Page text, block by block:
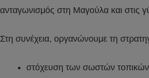
ανταγωνισμός στη Μαγούλα και στις
Στη συνέχεια, οργανώνουμε τη
στόχευση των σωστών